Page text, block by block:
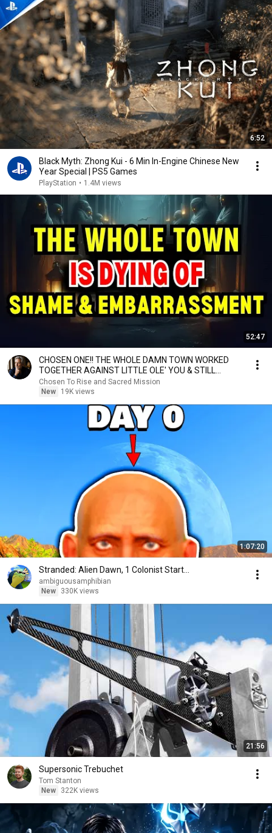
6:52
Black Myth: Zhong Kui - 6 Min In-Engine Chinese New
Year Special | PS5 Games
PlayStation • 1.4M views
52:47
CHOSEN ONE!! THE WHOLE DAMN TOWN WORKED
TOGETHER AGAINST LITTLE OLE' YOU & STILL
FAILED MISERABLY
Chosen To Rise and Sacred Mission
New
19K views
1:07:20
Stranded: Alien Dawn, 1 Colonist Start...
ambiguousamphibian
New
330K views
21:56
Supersonic Trebuchet
Tom Stanton
New
322K views